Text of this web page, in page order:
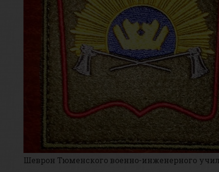
Шеврон Тюменского военно-инженерного